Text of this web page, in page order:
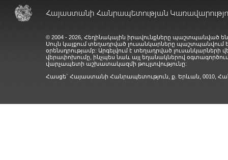
© 2004 - 2026, Հեղինակային իրավունքները պաշտպանված
Սույն կայքում տեղադրված լուսանկարները
օրենսդրությամբ: Արգելվում է տեղադրված
վերափոխումը, ինչպես նաև այլ եղանակներով
վարչապետի աշխատակազմի թույլտվությունը:
Հասցե` Հայաստանի Հանրապետություն, ք. Երևան, 0010,